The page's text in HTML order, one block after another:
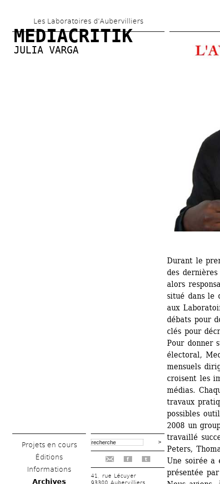
au
contenu
principal
Les Laboratoires d’Aubervilliers
MEDIACRITIK
JULIA VARGA
Projets en cours
Éditions
Informations
Archives
f t
41, rue Lécuyer
Durant le
des
alors
situé dans le
aux
débats pour
clés pour
Pour donner
électoral,
mensuels
croisent les
médias.
travaux
possibles
2008 un
travaillé
Peters,
Une soirée a
présentée